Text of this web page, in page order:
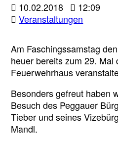
10.02.2018
12:09
Veranstaltungen
Am Faschingssamstag
heuer bereits zum 29. Mal
Feuerwehrhaus
Besonders gefreut haben
Besuch des Peggauer
Tieber und seines
Mandl.